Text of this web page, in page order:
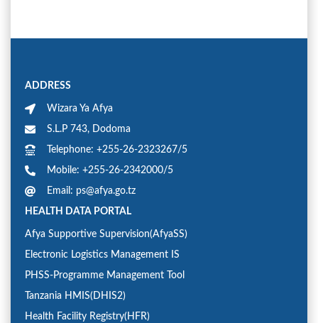
ADDRESS
Wizara Ya Afya
S.L.P 743, Dodoma
Telephone: +255-26-2323267/5
Mobile: +255-26-2342000/5
Email: ps@afya.go.tz
HEALTH DATA PORTAL
Afya Supportive Supervision(AfyaSS)
Electronic Logistics Management IS
PHSS-Programme Management Tool
Tanzania HMIS(DHIS2)
Health Facility Registry(HFR)